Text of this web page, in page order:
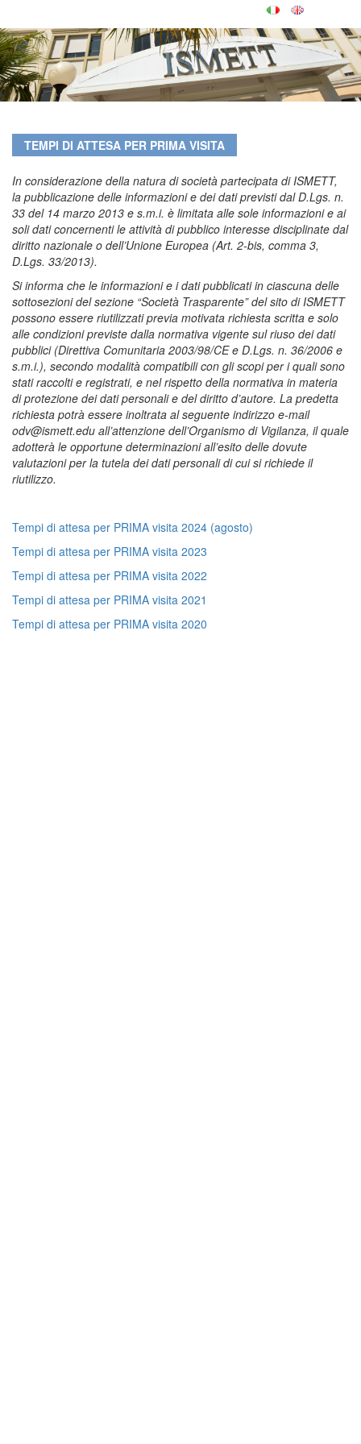
TEMPI DI ATTESA PER PRIMA VISITA
In considerazione della natura di società partecipata di ISMETT,
la pubblicazione delle informazioni e dei dati previsti dal D.Lgs. n.
33 del 14 marzo 2013 e s.m.i. è limitata alle sole informazioni e ai
soli dati concernenti le attività di pubblico interesse disciplinate dal
diritto nazionale o dell’Unione Europea (Art. 2-bis, comma 3,
D.Lgs. 33/2013).
Si informa che le informazioni e i dati pubblicati in ciascuna delle
sottosezioni del sezione “Società Trasparente” del sito di ISMETT
possono essere riutilizzati previa motivata richiesta scritta e solo
alle condizioni previste dalla normativa vigente sul riuso dei dati
pubblici (Direttiva Comunitaria 2003/98/CE e D.Lgs. n. 36/2006 e
s.m.i.), secondo modalità compatibili con gli scopi per i quali sono
stati raccolti e registrati, e nel rispetto della normativa in materia
di protezione dei dati personali e del diritto d’autore. La predetta
richiesta potrà essere inoltrata al seguente indirizzo e-mail
odv@ismett.edu all’attenzione dell’Organismo di Vigilanza, il quale
adotterà le opportune determinazioni all’esito delle dovute
valutazioni per la tutela dei dati personali di cui si richiede il
riutilizzo.
Tempi di attesa per PRIMA visita 2024 (agosto)
Tempi di attesa per PRIMA visita 2023
Tempi di attesa per PRIMA visita 2022
Tempi di attesa per PRIMA visita 2021
Tempi di attesa per PRIMA visita 2020